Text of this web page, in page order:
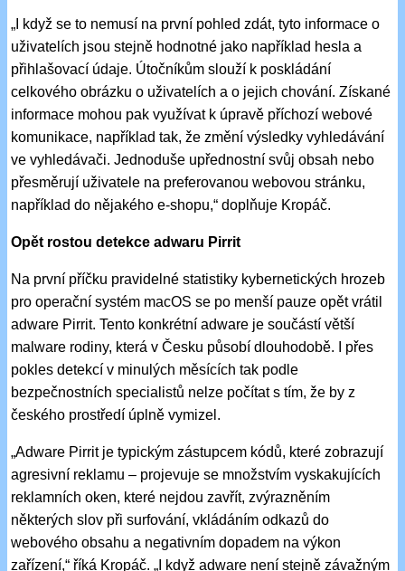
„I když se to nemusí na první pohled zdát, tyto informace o
uživatelích jsou stejně hodnotné jako například hesla a
přihlašovací údaje. Útočníkům slouží k poskládání
celkového obrázku o uživatelích a o jejich chování. Získané
informace mohou pak využívat k úpravě příchozí webové
komunikace, například tak, že změní výsledky vyhledávání
ve vyhledávači. Jednoduše upřednostní svůj obsah nebo
přesměrují uživatele na preferovanou webovou stránku,
například do nějakého e-shopu,“ doplňuje Kropáč.
Opět rostou detekce adwaru Pirrit
Na první příčku pravidelné statistiky kybernetických hrozeb
pro operační systém macOS se po menší pauze opět vrátil
adware Pirrit. Tento konkrétní adware je součástí větší
malware rodiny, která v Česku působí dlouhodobě. I přes
pokles detekcí v minulých měsících tak podle
bezpečnostních specialistů nelze počítat s tím, že by z
českého prostředí úplně vymizel.
„Adware Pirrit je typickým zástupcem kódů, které zobrazují
agresivní reklamu – projevuje se množstvím vyskakujících
reklamních oken, které nejdou zavřít, zvýrazněním
některých slov při surfování, vkládáním odkazů do
webového obsahu a negativním dopadem na výkon
zařízení,“ říká Kropáč. „I když adware není stejně závažným